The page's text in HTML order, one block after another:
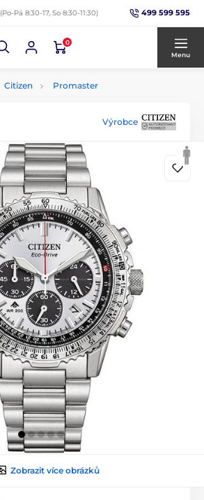
(Po-Pá 8:30-17, So 8:30-11:30) 499 599 595
0
Menu
Citizen Promaster
Výrobce
Zobrazit více obrázků